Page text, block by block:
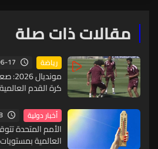
مقالات ذات صلة
رياضة 17
كرة القدم العالمية
أخبار دولية
الأمم المتحدة
العالمية بمستويات